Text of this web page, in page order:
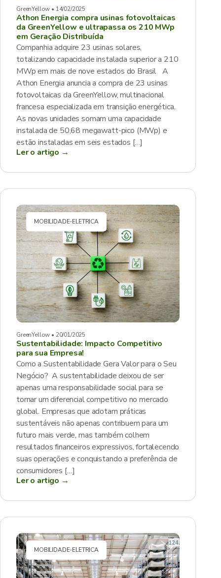
GreenYellow • 14/02/2025
Athon Energia compra usinas fotovoltaicas
da GreenYellow e ultrapassa os 210 MWp
em Geração Distribuída
Companhia adquire 23 usinas solares,
totalizando capacidade instalada superior a 210
MWp em mais de nove estados do Brasil A
Athon Energia anuncia a compra de 23 usinas
fotovoltaicas da GreenYellow, multinacional
francesa especializada em transição energética.
As novas unidades somam uma capacidade
instalada de 50,68 megawatt-pico (MWp) e
estão instaladas em seis estados […]
Ler o artigo →
MOBILIDADE-ELETRICA
GreenYellow • 20/01/2025
Sustentabilidade: Impacto Competitivo
para sua Empresa!
Como a Sustentabilidade Gera Valor para o Seu
Negócio? A sustentabilidade deixou de ser
apenas uma responsabilidade social para se
tornar um diferencial competitivo no mercado
global. Empresas que adotam práticas
sustentáveis não apenas contribuem para um
futuro mais verde, mas também colhem
resultados financeiros expressivos, fortalecendo
suas operações e conquistando a preferência de
consumidores […]
Ler o artigo →
MOBILIDADE-ELETRICA